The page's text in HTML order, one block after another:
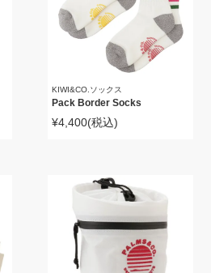
KIWI&CO.ソックス
Pack Border Socks
¥4,400(税込)